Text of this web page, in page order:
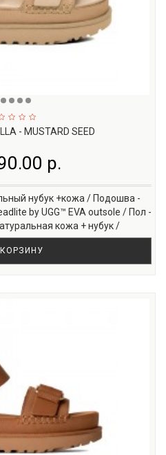
- MUSTARD SEED
р.
нубук +кожа / Подошва -
by UGG™ EVA outsole / Пол -
кожа + нубук /